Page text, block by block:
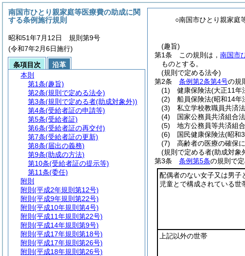
○南国市ひとり親家庭
(趣旨)
第1条
この規則は， 南国市
ものとする。
(規則で定める法令)
第2条
条例第2条第4号の規
(1)
健康保険法(大正11年
(2)
船員保険法(昭和14年
(3)
私立学校教職員共済法
(4)
国家公務員共済組合法
(5)
地方公務員等共済組
(6)
国民健康保険法(昭和
(7)
高齢者の医療の確保
(規則で定める者(助成対象
第3条
条例第5条の規則で定
配偶者のない女子又は男子
児童とで構成されている世
上記以外の世帯
南国市ひとり親家庭等医療費の助成に関
する条例施行規則
昭和51年7月12日 規則第9号
(令和7年2月6日施行)
条項目次
沿革
本則
第1条(趣旨)
第2条(規則で定める法令)
第3条(規則で定める者(助成対象外))
第4条(受給者証の申請等)
第5条(受給者証)
第6条(受給者証の再交付)
第7条(受給者証の更新)
第8条(届出の義務)
第9条(助成の方法)
第10条(受給者証の提示等)
第11条(委任)
附則
附則 (平成2年規則第12号)
附則 (平成9年規則第22号)
附則 (平成10年規則第4号)
附則 (平成11年規則第22号)
附則 (平成14年規則第9号)
附則 (平成17年規則第18号)
附則 (平成17年規則第26号)
附則 (平成18年規則第26号)